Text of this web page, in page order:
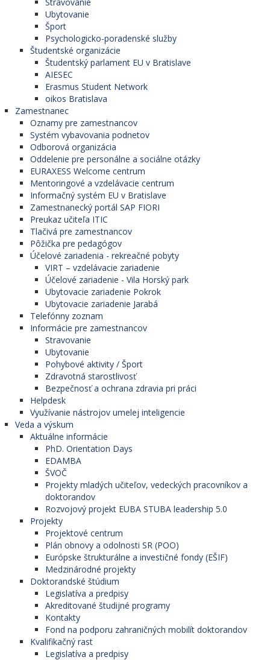
Ubytovanie
Šport
Psychologicko-poradenské služby
Študentské organizácie
Študentský parlament EU v Bratislave
AIESEC
Erasmus Student Network
oikos Bratislava
Zamestnanec
Oznamy pre zamestnancov
Systém vybavovania podnetov
Odborová organizácia
Oddelenie pre personálne a sociálne otázky
EURAXESS Welcome centrum
Mentoringové a vzdelávacie centrum
Informačný systém EU v Bratislave
Zamestnanecký portál SAP FIORI
Preukaz učiteľa ITIC
Tlačivá pre zamestnancov
Pôžička pre pedagógov
Účelové zariadenia - rekreačné pobyty
VIRT – vzdelávacie zariadenie
Účelové zariadenie - Vila Horský park
Ubytovacie zariadenie Pokrok
Ubytovacie zariadenie Jarabá
Telefónny zoznam
Informácie pre zamestnancov
Stravovanie
Ubytovanie
Pohybové aktivity / Šport
Zdravotná starostlivosť
Bezpečnosť a ochrana zdravia pri práci
Helpdesk
Využívanie nástrojov umelej inteligencie
Veda a výskum
Aktuálne informácie
PhD. Orientation Days
EDAMBA
ŠVOČ
Projekty mladých učiteľov, vedeckých pracovníkov a
doktorandov
Rozvojový projekt EUBA STUBA leadership 5.0
Projekty
Projektové centrum
Plán obnovy a odolnosti SR (POO)
Európske štrukturálne a investičné fondy (EŠIF)
Medzinárodné projekty
Doktorandské štúdium
Legislatíva a predpisy
Akreditované študijné programy
Kontakty
Fond na podporu zahraničných mobilít doktorandov
Kvalifikačný rast
Legislatíva a predpisy